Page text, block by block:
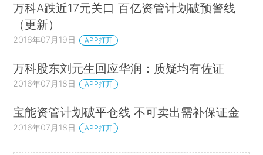
万科A跌近17元关口 百亿资管计划破预警线
（更新）
2016年07月19日 APP打开
万科股东刘元生回应华润：质疑均有佐证
2016年07月18日 APP打开
宝能资管计划破平仓线 不可卖出需补保证金
2016年07月18日 APP打开